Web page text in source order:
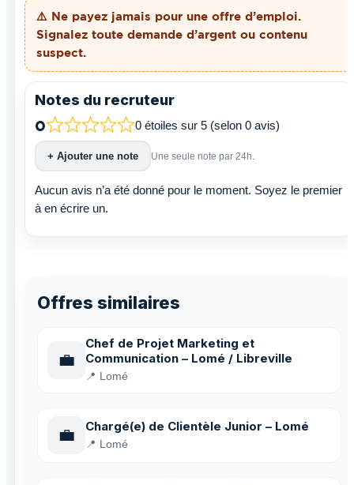
⚠️ Ne payez jamais pour une offre d’emploi.
Signalez toute demande d’argent ou contenu
suspect.
Notes du recruteur
0 0 étoiles sur 5 (selon 0 avis)
+ Ajouter une note Une seule note par 24h.
Aucun avis n’a été donné pour le moment. Soyez le premier
à en écrire un.
Offres similaires
💼
Chef de Projet Marketing et
Communication – Lomé / Libreville
📍 Lomé
💼 Chargé(e) de Clientèle Junior – Lomé
📍 Lomé